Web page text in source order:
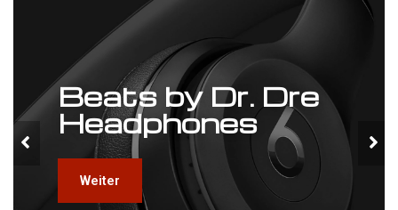
Beats by Dr. Dre
Headphones
Weiter